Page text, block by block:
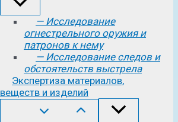
— Исследование
огнестрельного оружия и
патронов к нему
— Исследование следов и
обстоятельств выстрела
Экспертиза материалов,
веществ и изделий